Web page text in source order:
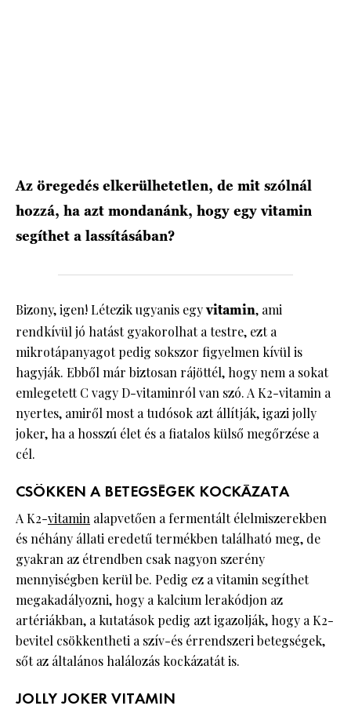
Az öregedés elkerülhetetlen, de mit szólnál
hozzá, ha azt mondanánk, hogy egy vitamin
segíthet a lassításában?
Bizony, igen! Létezik ugyanis egyvitamin, ami
rendkívül jó hatást gyakorolhat a testre, ezt a
mikrotápanyagot pedig sokszor figyelmen kívül is
hagyják. Ebből már biztosan rájöttél, hogy nem a sokat
emlegetett C vagy D-vitaminról van szó. A K2-vitamin a
nyertes, amiről most a tudósok azt állítják, igazi jolly
joker, ha a hosszú élet és a fiatalos külső megőrzése a
cél.
CSÖKKEN A BETEGSÉGEK KOCKÁZATA
A K2-vitamin alapvetően a fermentált élelmiszerekben
és néhány állati eredetű termékben található meg, de
gyakran az étrendben csak nagyon szerény
mennyiségben kerül be. Pedig ez a vitamin segíthet
megakadályozni, hogy a kalcium lerakódjon az
artériákban, a kutatások pedig azt igazolják, hogy a K2-
bevitel csökkentheti a szív-és érrendszeri betegségek,
sőt az általános halálozás kockázatát is.
JOLLY JOKER VITAMIN